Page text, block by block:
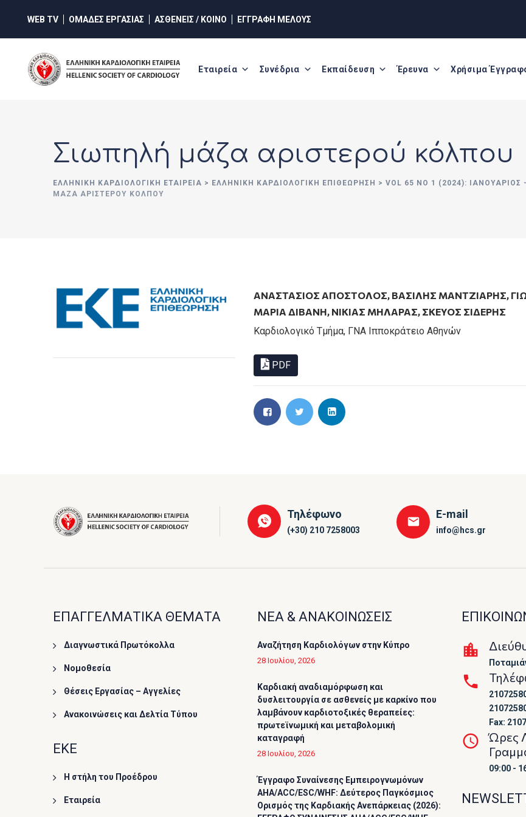
content
WEB TV ΟΜΑΔΕΣ ΕΡΓΑΣΙΑΣ ΑΣΘΕΝΕΙΣ / ΚΟΙΝΟ ΕΓΓΡΑΦΗ ΜΕΛΟΥΣ
Εταιρεία Συνέδρια Εκπαίδευση Έρευνα Χρήσιμα
Σιωπηλή μάζα αριστερού κόλπου
ΕΛΛΗΝΙΚΉ ΚΑΡΔΙΟΛΟΓΙΚΉ ΕΤΑΙΡΕΊΑ > ΕΛΛΗΝΙΚΗ ΚΑΡΔΙΟΛΟΓΙΚΗ ΕΠΙΘΕΩΡΗΣΗ > VOL 65 NO 1 (2024): ΙΑΝΟΥΑΡΙΟΣ
ΜΆΖΑ ΑΡΙΣΤΕΡΟΎ ΚΌΛΠΟΥ
ΑΝΑΣΤΆΣΙΟΣ ΑΠΟΣΤΟΛΌΣ, ΒΑΣΙΛΗΣ ΜΑΝΤΖΙΑΡΗΣ,
ΜΑΡΙΑ ΔΙΒΑΝΗ, ΝΙΚΙΑΣ ΜΗΛΑΡΑΣ, ΣΚΕΎΟΣ ΣΙΔΕΡΉΣ
Καρδιολογικό Τμήμα, ΓΝΑ Ιπποκράτειο Αθηνών
PDF
Τηλέφωνο
(+30) 210 7258003
E-mail
info@hcs.gr
ΕΠΑΓΓΕΛΜΑΤΙΚΑ ΘΕΜΑΤΑ
Διαγνωστικά Πρωτόκολλα
Νομοθεσία
Θέσεις Εργασίας – Αγγελίες
Ανακοινώσεις και Δελτία Τύπου
ΕΚΕ
Η στήλη του Προέδρου
Εταιρεία
ΝΕΑ & ΑΝΑΚΟΙΝΩΣΕΙΣ
Αναζήτηση Καρδιολόγων στην Κύπρο
28 Ιουλίου, 2026
Καρδιακή αναδιαμόρφωση και
δυσλειτουργία σε ασθενείς με καρκίνο που
λαμβάνουν καρδιοτοξικές θεραπείες:
πρωτεϊνωμική και μεταβολομική
καταγραφή
28 Ιουλίου, 2026
Έγγραφο Συναίνεσης Εμπειρογνωμόνων
AHA/ACC/ESC/WHF: Δεύτερος Παγκόσμιος
Ορισμός της Καρδιακής Ανεπάρκειας (2026):
Fax:
Ώρες
09:00 -